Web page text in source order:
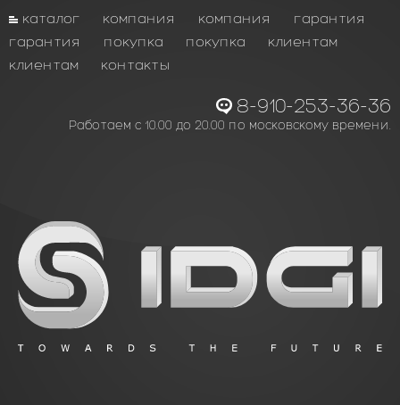
каталог компания компания
гарантия
гарантия
покупка покупка
клиентам
клиентам
контакты
8-910-253-36-36
Работаем с 10.00 до 20.00 по московскому времени.